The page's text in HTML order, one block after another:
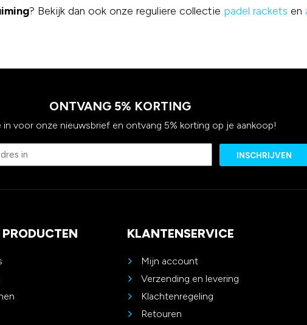
? Bekijk dan ook onze reguliere collectie padel rackets en
ONTVANG 5% KORTING
in voor onze nieuwsbrief en ontvang 5% korting op je aankoop!
KLANTENSERVICE
Mijn account
Verzending en levering
Klachtenregeling
Retouren